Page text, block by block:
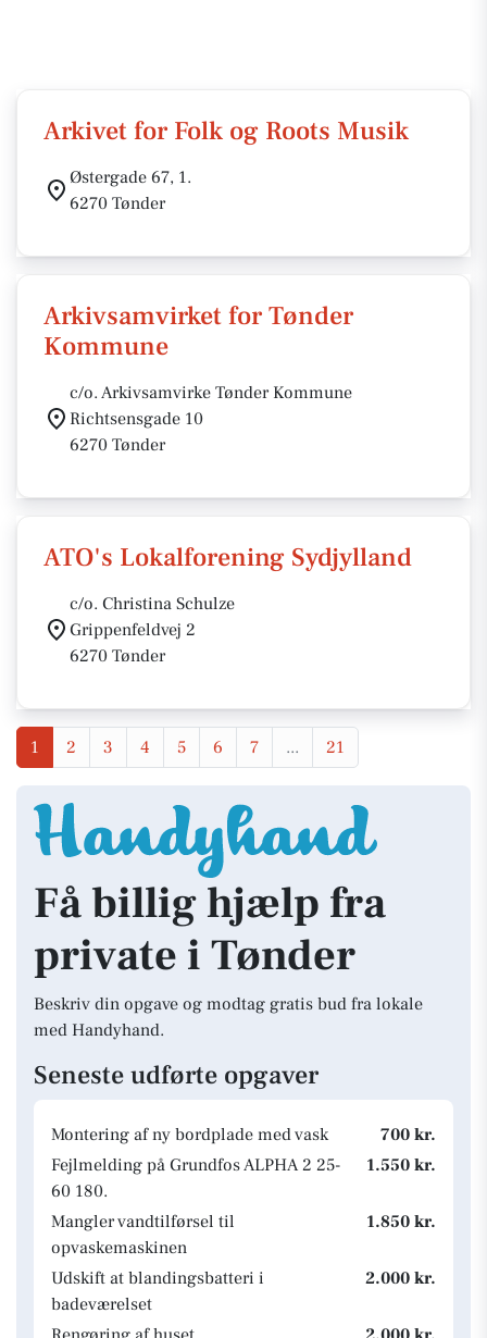
Arkivet for Folk og Roots Musik
Østergade 67, 1.
6270 Tønder
Arkivsamvirket for Tønder
Kommune
c/o. Arkivsamvirke Tønder Kommune
Richtsensgade 10
6270 Tønder
ATO's Lokalforening Sydjylland
c/o. Christina Schulze
Grippenfeldvej 2
6270 Tønder
1 2 3 4 5 6 7 ... 21
Få billig hjælp fra
private i Tønder
Beskriv din opgave og modtag gratis bud fra lokale
med Handyhand.
Seneste udførte opgaver
Montering af ny bordplade med vask
700 kr.
Fejlmelding på Grundfos ALPHA 2 25-
60 180.
1.550 kr.
Mangler vandtilførsel til
opvaskemaskinen
1.850 kr.
Udskift at blandingsbatteri i
badeværelset
2.000 kr.